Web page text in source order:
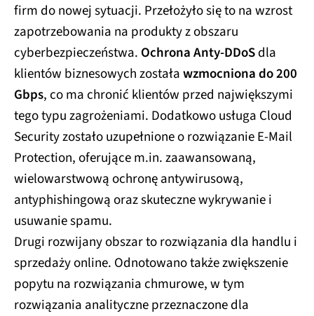
firm do nowej sytuacji. Przełożyło się to na wzrost
zapotrzebowania na produkty z obszaru
cyberbezpieczeństwa. Ochrona Anty-DDoSdla
klientów biznesowych zostaławzmocniona do 200
Gbps, co ma chronić klientów przed największymi
tego typu zagrożeniami. Dodatkowo usługa Cloud
Security zostało uzupełnione o rozwiązanie E‑Mail
Protection, oferujące m.in. zaawansowaną,
wielowarstwową ochronę antywirusową,
antyphishingową oraz skuteczne wykrywanie i
usuwanie spamu.
Drugi rozwijany obszar to rozwiązania dla handlu i
sprzedaży online. Odnotowano także zwiększenie
popytu na rozwiązania chmurowe, w tym
rozwiązania analityczne przeznaczone dla